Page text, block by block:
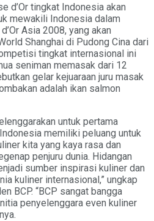
d’Or tingkat Indonesia akan
mewakili Indonesia dalam
Asia 2008, yang akan
Shanghai di Pudong Cina dari
tingkat internasional ini
seniman memasak dari 12
gelar kejuaraan juru masak
adalah ikan salmon
untuk pertama
memiliki peluang untuk
kita yang kaya rasa dan
penjuru dunia. Hidangan
sumber inspirasi kuliner dan
kuliner internasional,” ungkap
BCP. “BCP sangat bangga
penyelenggara even kuliner